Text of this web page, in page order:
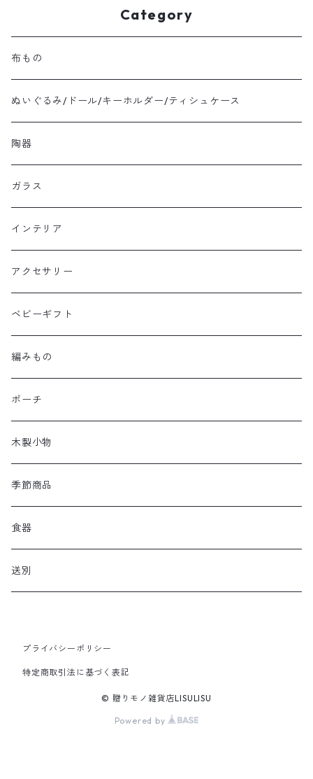
Category
布もの
ぬいぐるみ/ドール/キーホルダー/ティシュケース
陶器
ガラス
インテリア
アクセサリー
ベビーギフト
編みもの
ポーチ
木製小物
季節商品
食器
送別
プライバシーポリシー
特定商取引法に基づく表記
© 贈りモノ雑貨店LISULISU
Powered by